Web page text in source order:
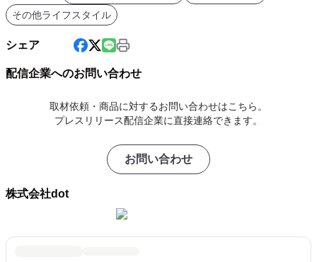
その他ライフスタイル
シェア
配信企業へのお問い合わせ
取材依頼・商品に対するお問い合わせはこちら。
プレスリリース配信企業に直接連絡できます。
お問い合わせ
株式会社dot